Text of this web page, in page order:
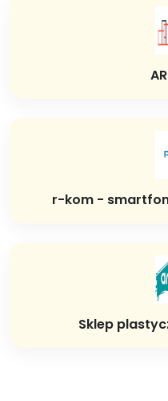
r-kom -
Sklep